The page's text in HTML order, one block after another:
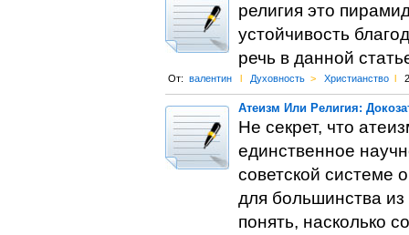
религия это
устойчивость
речь в данной
От: валентин l Духовность > Христианство l
Атеизм Или Религия:
Не секрет, что
единственное
советской системе
для большинства
понять, насколько